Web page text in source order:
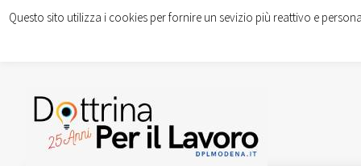
Questo sito utilizza i cookies per fornire un sevizio più reattivo e